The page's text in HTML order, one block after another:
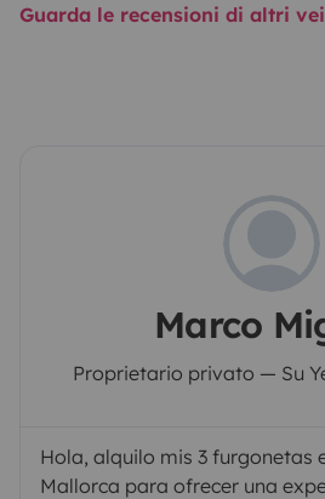
Guarda le recensioni di altri
Marco
Proprietario privato — Su
Hola, alquilo mis 3 furgonetas
Mallorca para ofrecer una